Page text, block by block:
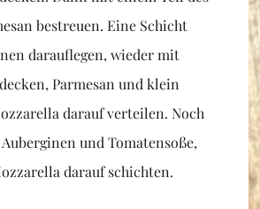
bestreuen. Eine Schicht
darauflegen, wieder mit
Parmesan und klein
darauf verteilen. Noch
und Tomatensoße,
darauf schichten.